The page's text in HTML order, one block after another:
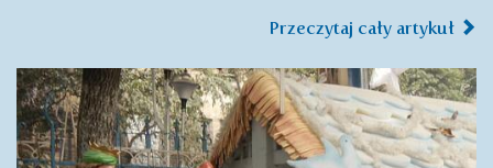
Przeczytaj cały artykuł